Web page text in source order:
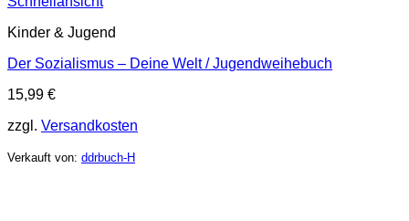
Kinder & Jugend
Der Sozialismus – Deine Welt / Jugendweihebuch
15,99 €
zzgl. Versandkosten
Verkauft von: ddrbuch-H